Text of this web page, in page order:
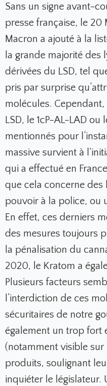
Sans un signe avant-
presse française, le 20
Macron a ajouté à la
la grande majorité des
dérivées du LSD, tel
pris par surprise
molécules.
LSD, le 1cP-AL-LAD ou
mentionnés pour
massive survient à
qui a effectué en
que cela concerne
pouvoir à la police, ou
En effet, ces derniers
des mesures toujours
la pénalisation du
2020, le Kratom a
Plusieurs facteurs
l’interdiction de ces
sécuritaires de notre
également un trop fort
(notamment visible sur
produits, soulignant
inquiéter le législateur.